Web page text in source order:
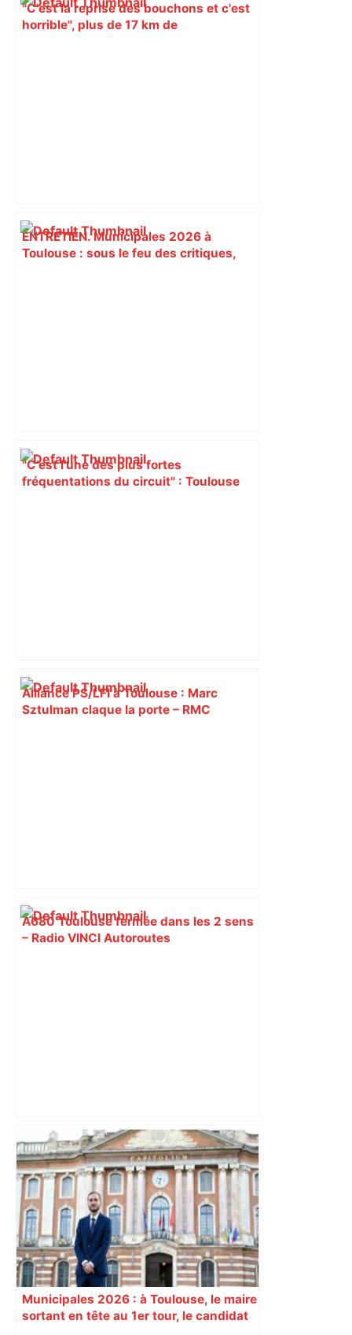
"C'est la reprise des bouchons et c'est
horrible", plus de 17 km de
ENTRETIEN. Municipales 2026 à
Toulouse : sous le feu des critiques,
"C’est l’une des plus fortes
fréquentations du circuit" : Toulouse
Alliance PS/LFI à Toulouse : Marc
Sztulman claque la porte – RMC
A680 Toulouse fermée dans les 2 sens
– Radio VINCI Autoroutes
Accident à Toulouse : un piéton
s’engage pour traverser la route, il est
heurté par un bus Tisséo près du canal
– ladepeche.fr
Municipales 2026 : à Toulouse, le maire
sortant en tête au 1er tour, le candidat